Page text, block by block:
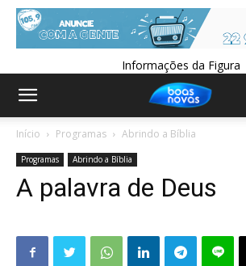
Informações da Figura
Início Programas Abrindo a Bíblia
Programas Abrindo a Bíblia
A palavra de Deus